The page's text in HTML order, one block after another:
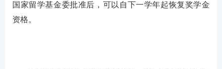
国家留学基金委批准后，可以自下一学年起恢复奖学金
资格。